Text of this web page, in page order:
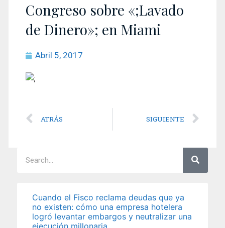
Congreso sobre «;Lavado
de Dinero»; en Miami
Abril 5, 2017
ATRÁS SIGUIENTE
Cuando el Fisco reclama deudas que ya
no existen: cómo una empresa hotelera
logró levantar embargos y neutralizar una
ejecución millonaria.